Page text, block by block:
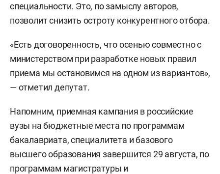
специальности. Это, по замыслу авторов,
позволит снизить остроту конкурентного отбора.
«Есть договоренность, что осенью совместно с
министерством при разработке новых правил
приема мы остановимся на одном из вариантов»,
— отметил депутат.
Напомним, приемная кампания в российские
вузы на бюджетные места по программам
бакалавриата, специалитета и базового
высшего образования завершится 29 августа, по
программам магистратуры и